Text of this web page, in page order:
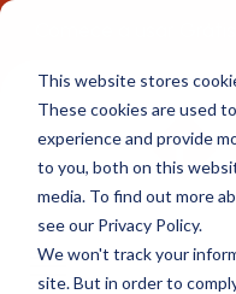
This website stores
These cookies are used
experience and provide
to you, both on this
media. To find out more
see our Privacy Policy.
We won't track your
site. But in order to